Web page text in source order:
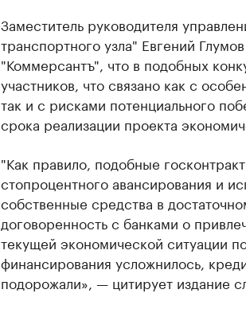
Заместитель руководителя
транспортного узла" Евгений
"Коммерсантъ", что в подобных
участников, что связано как с
так и с рисками потенциального
срока реализации проекта
"Как правило, подобные
стопроцентного авансирования и
собственные средства в
договоренность с банками о
текущей экономической ситуации
финансирования усложнилось,
подорожали», — цитирует издание